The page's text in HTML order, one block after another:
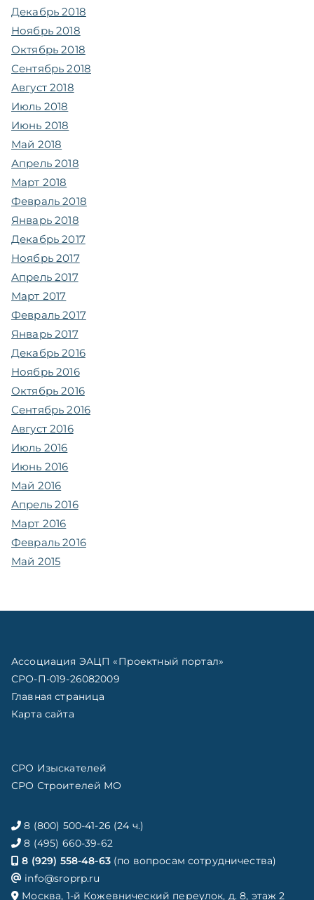
Декабрь 2018
Ноябрь 2018
Октябрь 2018
Сентябрь 2018
Август 2018
Июль 2018
Июнь 2018
Май 2018
Апрель 2018
Март 2018
Февраль 2018
Январь 2018
Декабрь 2017
Ноябрь 2017
Апрель 2017
Март 2017
Февраль 2017
Январь 2017
Декабрь 2016
Ноябрь 2016
Октябрь 2016
Сентябрь 2016
Август 2016
Июль 2016
Июнь 2016
Май 2016
Апрель 2016
Март 2016
Февраль 2016
Май 2015
Ассоциация ЭАЦП «Проектный портал»
СРО-П-019-26082009
Главная страница
Карта сайта
СРО Изыскателей
СРО Строителей МО
8 (800) 500-41-26 (24 ч.)
8 (495) 660-39-62
8 (929) 558-48-63(по вопросам сотрудничества)
info@sroprp.ru
Москва, 1-й Кожевнический переулок, д. 8, этаж 2